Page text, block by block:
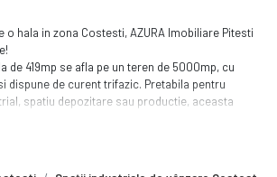
o hala in zona Costesti, AZURA Imobiliare Pitesti
de 419mp se afla pe un teren de 5000mp, cu
dispune de curent trifazic. Pretabila pentru
spatiu depozitare sau productie, aceasta
te putem ajuta prin parteneriatul nostru cu
sau pentru o vizionare, suna acum!